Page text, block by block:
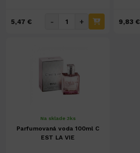
5,47 € - + 9,83 €
Na sklade 3ks
Parfumovaná voda 100ml C
EST LA VIE